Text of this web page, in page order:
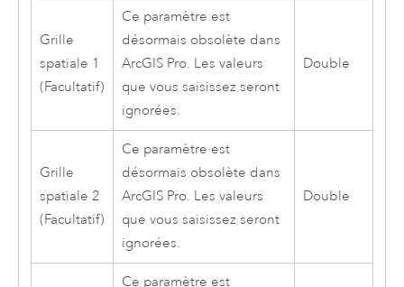
Grille
spatiale 1
(Facultatif)
Ce paramètre est
désormais obsolète dans
ArcGIS Pro. Les valeurs
que vous saisissez seront
ignorées.
Double
Grille
spatiale 2
(Facultatif)
Ce paramètre est
désormais obsolète dans
ArcGIS Pro. Les valeurs
que vous saisissez seront
ignorées.
Double
Ce paramètre est